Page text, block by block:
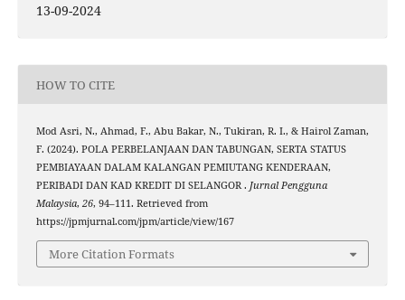
13-09-2024
HOW TO CITE
Mod Asri, N., Ahmad, F., Abu Bakar, N., Tukiran, R. I., & Hairol Zaman,
F. (2024). POLA PERBELANJAAN DAN TABUNGAN, SERTA STATUS
PEMBIAYAAN DALAM KALANGAN PEMIUTANG KENDERAAN,
PERIBADI DAN KAD KREDIT DI SELANGOR . Jurnal Pengguna
Malaysia, 26, 94–111. Retrieved from
https://jpmjurnal.com/jpm/article/view/167
More Citation Formats